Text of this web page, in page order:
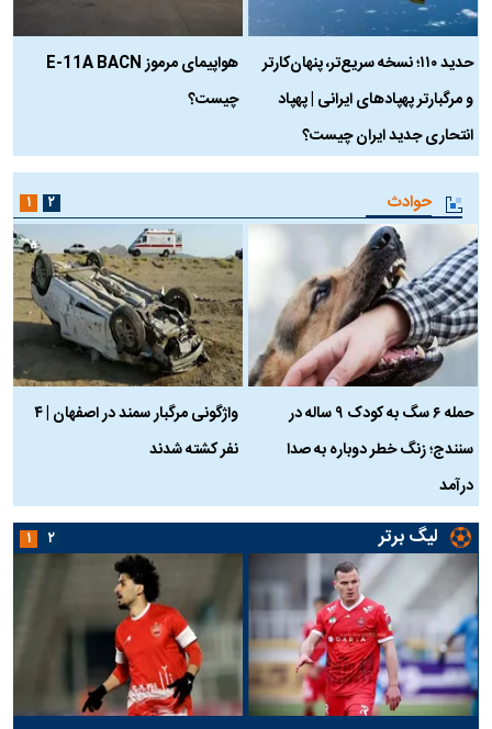
حدید ۱۱۰؛ نسخه سریع‌تر، پنهان‌کارتر
و مرگبارتر پهپادهای ایرانی | پهپاد
انتحاری جدید ایران چیست؟
هواپیمای مرموز E-11A BACN
چیست؟
حوادث
حمله ۶ سگ به کودک ۹ ساله در
سنندج؛ زنگ خطر دوباره به صدا
درآمد
واژگونی مرگبار سمند در اصفهان | ۴
نفر کشته شدند
۱ ۲
لیگ برتر ۱ ۲